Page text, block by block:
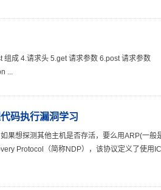
成 4.请求头 5.get 请求参数 6.post 请求参数
...
码执行漏洞学习
果想探测其他主机是否存活，要么用ARP(一般
Protocol（简称NDP），该协议定义了使用IC